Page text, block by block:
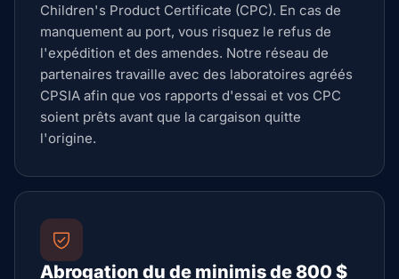
Children's Product Certificate (CPC). En cas de
manquement au port, vous risquez le refus de
l'expédition et des amendes. Notre réseau de
partenaires travaille avec des laboratoires agréés
CPSIA afin que vos rapports d'essai et vos CPC
soient prêts avant que la cargaison quitte
l'origine.
Abrogation du de minimis de 800 $